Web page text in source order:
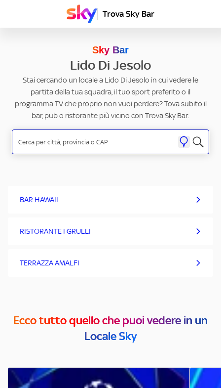
Trova Sky Bar
Sky Bar
Lido Di Jesolo
Stai cercando un locale a Lido Di Jesolo in cui vedere le
partita della tua squadra, il tuo sport preferito o il
programma TV che proprio non vuoi perdere? Tova subito il
bar, pub o ristorante più vicino con Trova Sky Bar.
BAR HAWAII
RISTORANTE I GRULLI
TERRAZZA AMALFI
Ecco tutto quello che puoi vedere in un
Locale Sky